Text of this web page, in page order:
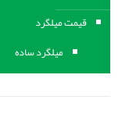
قیمت میلگرد
میلگرد ساده